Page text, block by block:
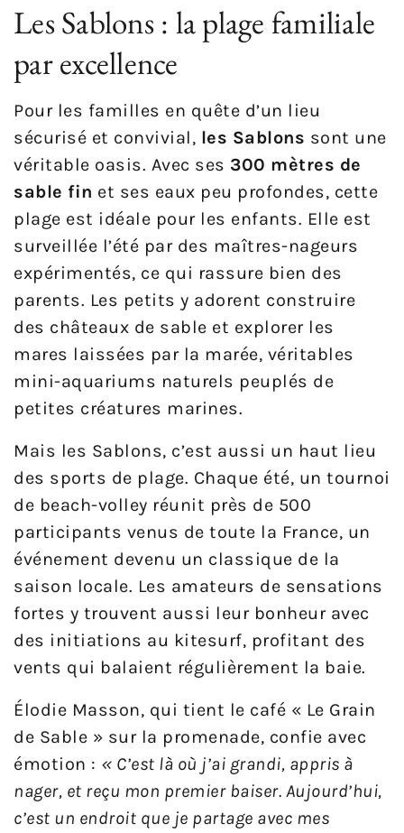
Les Sablons : la plage familiale
par excellence
Pour les familles en quête d’un lieu
sécurisé et convivial, les Sablons sont une
véritable oasis. Avec ses 300 mètres de
sable fin et ses eaux peu profondes, cette
plage est idéale pour les enfants. Elle est
surveillée l’été par des maîtres-nageurs
expérimentés, ce qui rassure bien des
parents. Les petits y adorent construire
des châteaux de sable et explorer les
mares laissées par la marée, véritables
mini-aquariums naturels peuplés de
petites créatures marines.
Mais les Sablons, c’est aussi un haut lieu
des sports de plage. Chaque été, un tournoi
de beach-volley réunit près de 500
participants venus de toute la France, un
événement devenu un classique de la
saison locale. Les amateurs de sensations
fortes y trouvent aussi leur bonheur avec
des initiations au kitesurf, profitant des
vents qui balaient régulièrement la baie.
Élodie Masson, qui tient le café « Le Grain
de Sable » sur la promenade, confie avec
émotion : « C’est là où j’ai grandi, appris à
nager, et reçu mon premier baiser. Aujourd’hui,
c’est un endroit que je partage avec mes